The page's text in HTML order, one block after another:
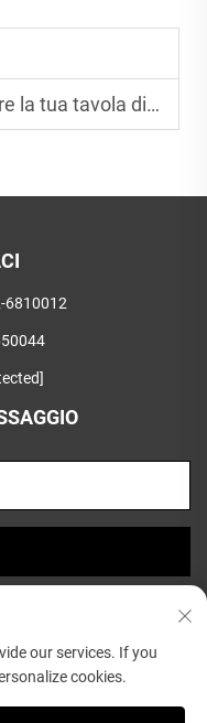
per una maggiore durata
6810012
sulla privacy
our services. If you
cookies.